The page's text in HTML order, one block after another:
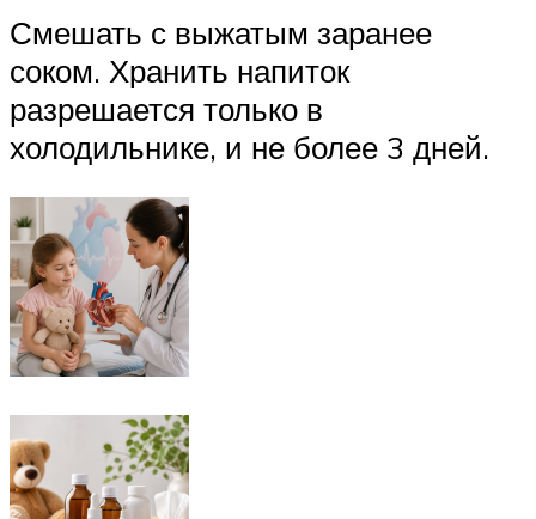
Смешать с выжатым заранее
соком. Хранить напиток
разрешается только в
холодильнике, и не более 3 дней.